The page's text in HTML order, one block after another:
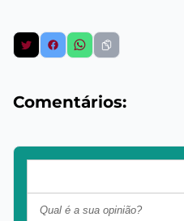
Comentários: